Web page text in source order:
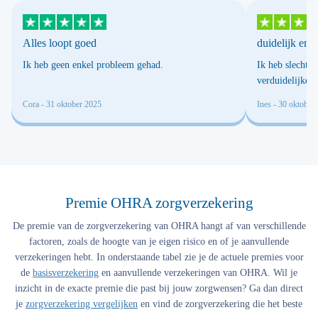
Alles loopt goed
Ik heb geen enkel probleem gehad.
Cora - 31 oktober 2025
duidelijk en
Ik heb slechts
verduidelijken
Ines - 30 oktober
Premie OHRA zorgverzekering
De premie van de zorgverzekering van OHRA hangt af van verschillende
factoren, zoals de hoogte van je eigen risico en of je aanvullende
verzekeringen hebt. In onderstaande tabel zie je de actuele premies voor
de basisverzekering en aanvullende verzekeringen van OHRA. Wil je
inzicht in de exacte premie die past bij jouw zorgwensen? Ga dan direct
je zorgverzekering vergelijken en vind de zorgverzekering die het beste